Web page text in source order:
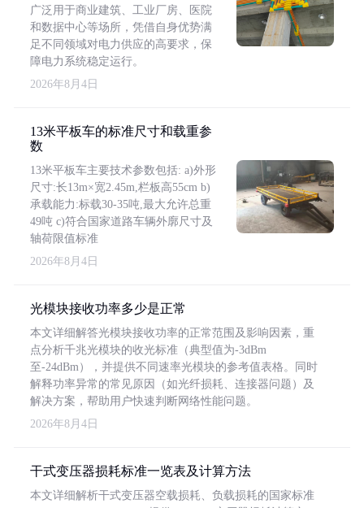
广泛用于商业建筑、工业厂房、医院
和数据中心等场所，凭借自身优势满
足不同领域对电力供应的高要求，保
障电力系统稳定运行。
2026年8月4日
13米平板车的标准尺寸和载重参
数
13米平板车主要技术参数包括: a)外形
尺寸:长13m×宽2.45m,栏板高55cm b)
承载能力:标载30-35吨,最大允许总重
49吨 c)符合国家道路车辆外廓尺寸及
轴荷限值标准
2026年8月4日
光模块接收功率多少是正常
本文详细解答光模块接收功率的正常范围及影响因素，重
点分析千兆光模块的收光标准（典型值为-3dBm
至-24dBm），并提供不同速率光模块的参考值表格。同时
解释功率异常的常见原因（如光纤损耗、连接器问题）及
解决方案，帮助用户快速判断网络性能问题。
2026年8月4日
干式变压器损耗标准一览表及计算方法
本文详细解析干式变压器空载损耗、负载损耗的国家标准